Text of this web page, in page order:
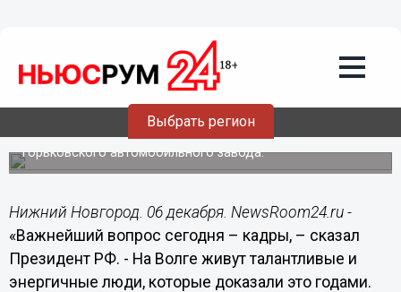
Выбрать регион
Вместе с «ГАЗом» будет развиваться и
Нижний Новгород, и все города
Президент РФ Владимир Путин выступил на
торжественном мероприятии, посвященном 85-летию
Горьковского автомобильного завода.
Нижний Новгород. 06 декабря. NewsRoom24.ru -
«Важнейший вопрос сегодня – кадры, – сказал
Президент РФ. - На Волге живут талантливые и
энергичные люди, которые доказали это годами.